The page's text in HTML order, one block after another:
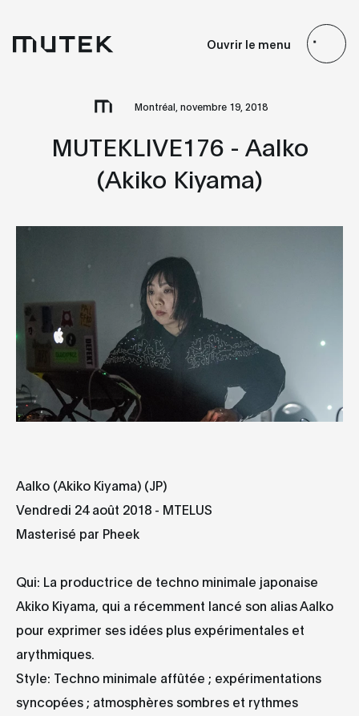
Search
Ouvrir le menu
Montréal, novembre 19, 2018
MUTEKLIVE176 - Aalko
(Akiko Kiyama)
Aalko (Akiko Kiyama) (JP)
Vendredi 24 août 2018 - MTELUS
Masterisé par Pheek
Qui: La productrice de techno minimale japonaise
Akiko Kiyama, qui a récemment lancé son alias Aalko
pour exprimer ses idées plus expérimentales et
arythmiques.
Style: Techno minimale affûtée ; expérimentations
syncopées ; atmosphères sombres et rythmes